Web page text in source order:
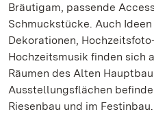
Bräutigam, passende
Schmuckstücke. Auch
Dekorationen,
Hochzeitsmusik finden sich
Räumen des Alten
Ausstellungsflächen
Riesenbau und im